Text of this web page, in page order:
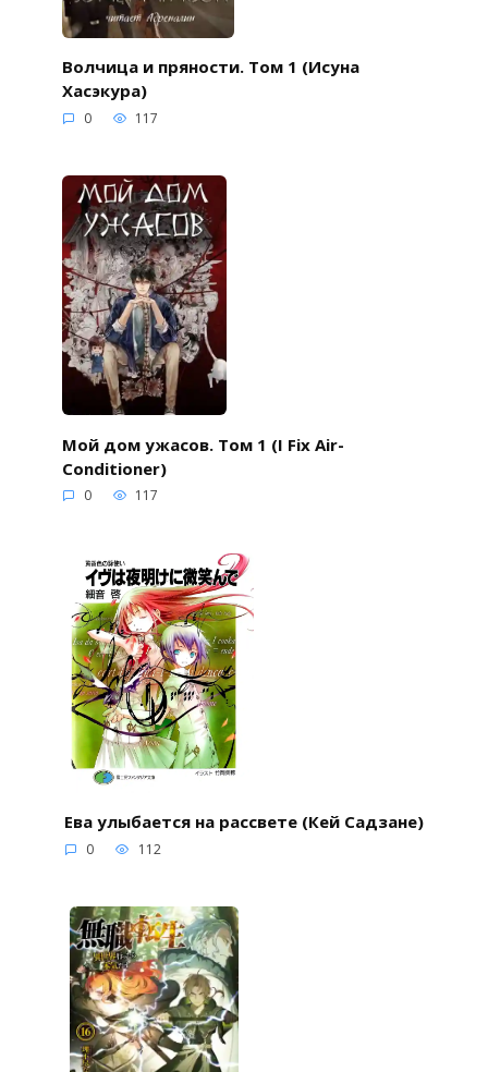
Волчица и пряности. Том 1 (Исуна
Хасэкура)
0 117
Мой дом ужасов. Том 1 (I Fix Air-
Conditioner)
0 117
Ева улыбается на рассвете (Кей Садзане)
0 112